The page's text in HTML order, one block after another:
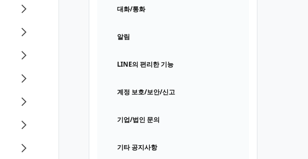
대화/통화
알림
LINE의 편리한 기능
계정 보호/보안/신고
기업/법인 문의
기타 공지사항